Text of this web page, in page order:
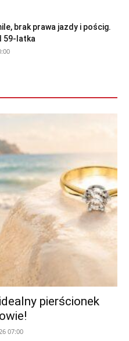
brak prawa jazdy i pościg.
59-latka
pierścionek
07:00